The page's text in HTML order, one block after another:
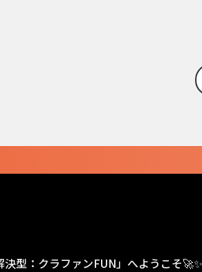
決型：クラファンFUN」へようこそ